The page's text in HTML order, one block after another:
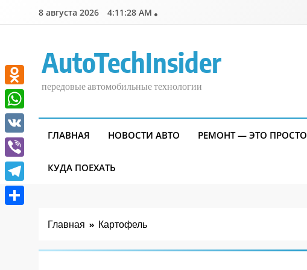
8 августа 2026 4:11:28 AM
AutoTechInsider
передовые автомобильные технологии
ГЛАВНАЯ НОВОСТИ АВТО РЕМОНТ — ЭТО ПРОСТО
КУДА ПОЕХАТЬ
Главная Картофель
Odnoklassniki
WhatsApp
VK
Viber
Telegram